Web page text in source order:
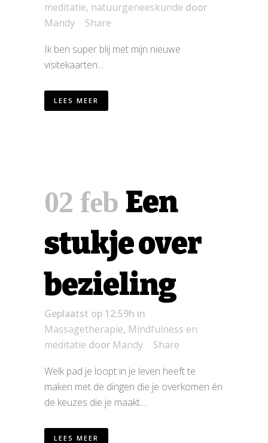
meditatie, natuurgeneeskunde door
Mandy
Share
Ik ben super blij met mijn nieuwe
visitekaarten....
LEES MEER
02 feb Een
stukje over
bezieling
Geplaatst op 12:59h in
Massagetherapie, Mindfulness en
meditatie door Mandy
Share
Welk pad je loopt in je leven heeft te
maken met de dingen die je overkomen én
de keuzes die je maakt....
LEES MEER